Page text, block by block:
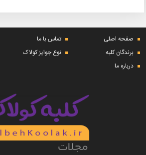
صفحه اصلی تماس با ما
برندگان کلبه
نوع جوایز کولاک
درباره ما